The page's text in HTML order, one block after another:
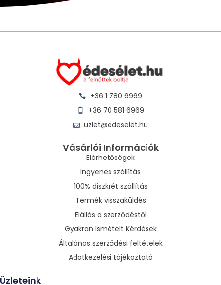
+36 1 780 6969
+36 70 581 6969
uzlet@edeselet.hu
Vásárlói Információk
Elérhetőségek
Ingyenes szállítás
100% diszkrét szállítás
Termék visszaküldés
Elállás a szerződéstől
Gyakran Ismételt Kérdések
Általános szerződési feltételek
Adatkezelési tájékoztató
Üzleteink